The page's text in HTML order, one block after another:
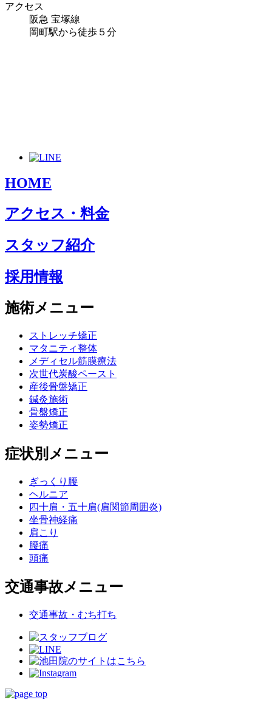
アクセス
阪急 宝塚線
岡町駅から徒歩５分
HOME
アクセス・料金
スタッフ紹介
採用情報
施術メニュー
ストレッチ矯正
マタニティ整体
メディセル筋膜療法
次世代炭酸ペースト
産後骨盤矯正
鍼灸施術
骨盤矯正
姿勢矯正
症状別メニュー
ぎっくり腰
ヘルニア
四十肩・五十肩(肩関節周囲炎)
坐骨神経痛
肩こり
腰痛
頭痛
交通事故メニュー
交通事故・むち打ち